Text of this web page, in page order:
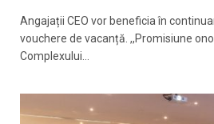
Angajații CEO vor beneficia în
vouchere de vacanță. ,,Promisiune
Complexului…